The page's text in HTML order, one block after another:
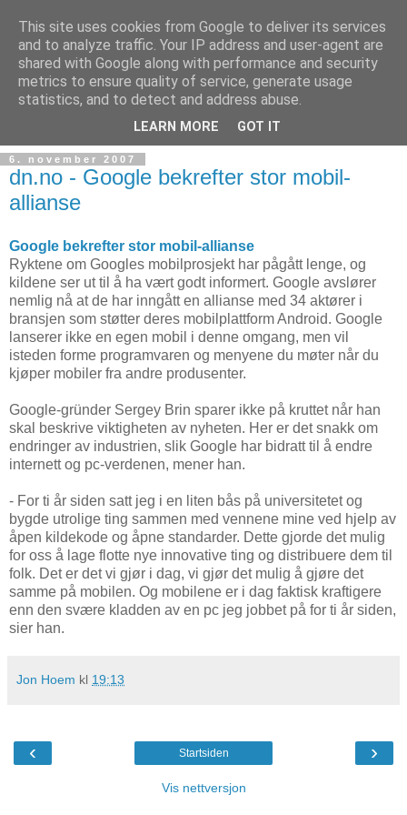
Teknologinyheter
6. november 2007
dn.no - Google bekrefter stor mobil-
allianse
Google bekrefter stor mobil-allianse
Ryktene om Googles mobilprosjekt har pågått lenge, og
kildene ser ut til å ha vært godt informert. Google avslører
nemlig nå at de har inngått en allianse med 34 aktører i
bransjen som støtter deres mobilplattform Android. Google
lanserer ikke en egen mobil i denne omgang, men vil
isteden forme programvaren og menyene du møter når du
kjøper mobiler fra andre produsenter.
Google-gründer Sergey Brin sparer ikke på kruttet når han
skal beskrive viktigheten av nyheten. Her er det snakk om
endringer av industrien, slik Google har bidratt til å endre
internett og pc-verdenen, mener han.
- For ti år siden satt jeg i en liten bås på universitetet og
bygde utrolige ting sammen med vennene mine ved hjelp av
åpen kildekode og åpne standarder. Dette gjorde det mulig
for oss å lage flotte nye innovative ting og distribuere dem til
folk. Det er det vi gjør i dag, vi gjør det mulig å gjøre det
samme på mobilen. Og mobilene er i dag faktisk kraftigere
enn den svære kladden av en pc jeg jobbet på for ti år siden,
sier han.
Jon Hoem kl 19:13
‹ ›
Startsiden
Vis nettversjon
This site uses cookies from Google to deliver its services
and to analyze traffic. Your IP address and user-agent are
shared with Google along with performance and security
metrics to ensure quality of service, generate usage
statistics, and to detect and address abuse.
LEARN MORE GOT IT